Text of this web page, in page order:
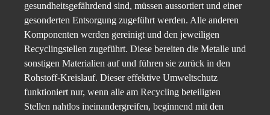
gesundheitsgefährdend sind, müssen aussortiert und einer
gesonderten Entsorgung zugeführt werden. Alle anderen
Komponenten werden gereinigt und den jeweiligen
Recyclingstellen zugeführt. Diese bereiten die Metalle und
sonstigen Materialien auf und führen sie zurück in den
Rohstoff-Kreislauf. Dieser effektive Umweltschutz
funktioniert nur, wenn alle am Recycling beteiligten
Stellen nahtlos ineinandergreifen, beginnend mit den